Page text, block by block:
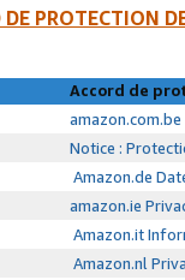
PROTECTION
Accord de
Notice :
Amazon.de
amazon.ie
Amazon.it
Amazon.nl